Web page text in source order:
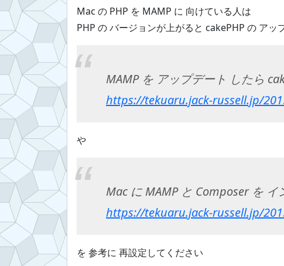
Mac の PHP を MAMP に 向けている人は
PHP の バージョンが上がると cakePHP の アッ
MAMP を アップデート したら
https://tekuaru.jack-russell.jp/
や
Mac に MAMP と Composer を
https://tekuaru.jack-russell.jp/
を 参考に 再設定してください